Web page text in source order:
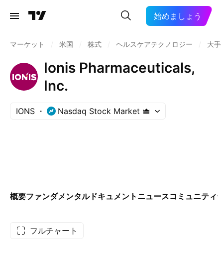
始めましょう
マーケット 米国 株式 ヘルスケアテクノロジー 大手
Ionis Pharmaceuticals,
Inc.
IONS Nasdaq Stock Market
概要ファンダメンタルドキュメント ニュースコミュニティ
フルチャート